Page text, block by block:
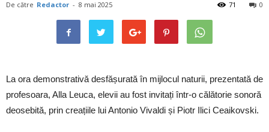
De către Redactor - 8 mai 2025 0
71
La ora demonstrativă desfășurată în mijlocul naturii, prezentată de
profesoara, Alla Leuca, elevii au fost invitați într-o călătorie sonoră
deosebită, prin creațiile lui Antonio Vivaldi și Piotr Ilici Ceaikovski.